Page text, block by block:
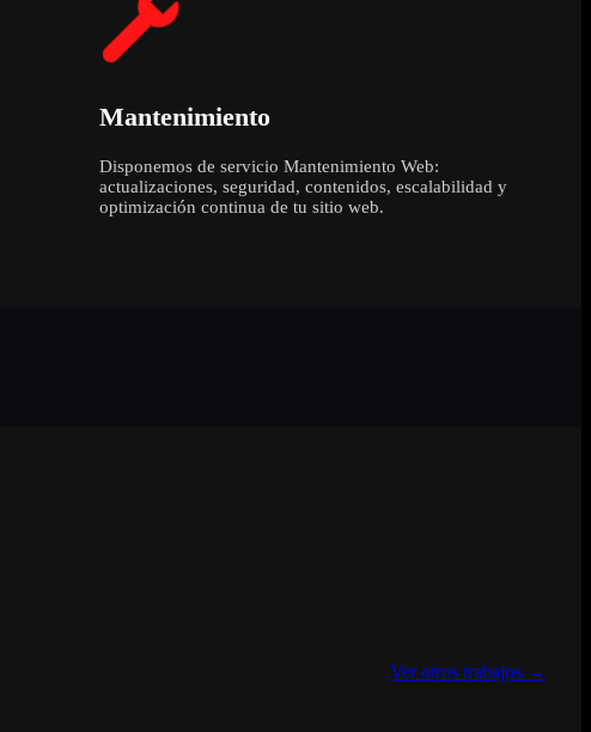
Mantenimiento
Disponemos de servicio Mantenimiento Web:
actualizaciones, seguridad, contenidos, escalabilidad y
optimización continua de tu sitio web.
Ver otros trabajos →